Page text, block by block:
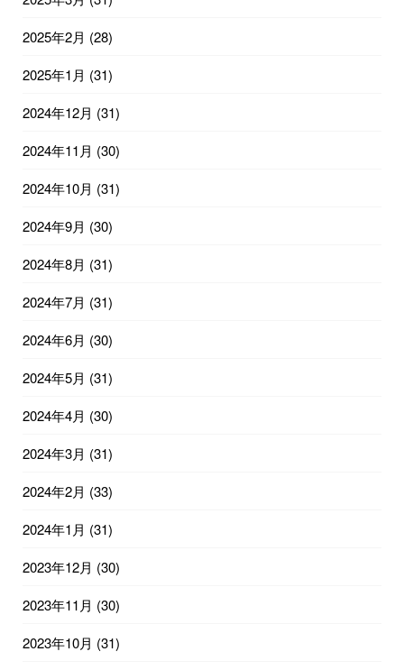
2025年2月 (28)
2025年1月 (31)
2024年12月 (31)
2024年11月 (30)
2024年10月 (31)
2024年9月 (30)
2024年8月 (31)
2024年7月 (31)
2024年6月 (30)
2024年5月 (31)
2024年4月 (30)
2024年3月 (31)
2024年2月 (33)
2024年1月 (31)
2023年12月 (30)
2023年11月 (30)
2023年10月 (31)